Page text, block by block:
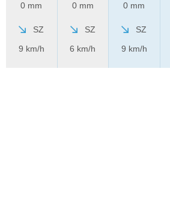
0 mm
SZ
9 km/h
0 mm
SZ
6 km/h
0 mm
SZ
9 km/h